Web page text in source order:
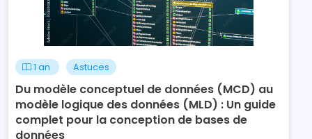
1 an Astuces
Du modèle conceptuel de données (MCD) au
modèle logique des données (MLD) : Un guide
complet pour la conception de bases de
données